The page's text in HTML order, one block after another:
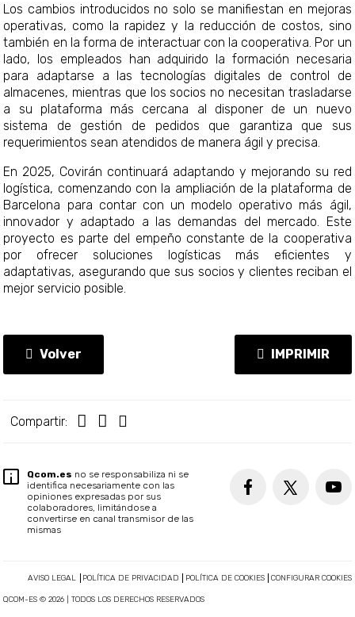
Los cambios introducidos no solo se manifiestan en mejoras
operativas, como la rapidez y la reducción de costos, sino
también en la forma de interactuar con la cooperativa. Por un
lado, los empleados han adquirido la formación necesaria
para adaptarse a las tecnologías digitales de control de
almacenes, mientras que los socios no necesitan trasladarse
a su plataforma más cercana al disponer de un nuevo
sistema de gestión de pedidos que garantiza que sus
requerimientos sean atendidos de manera ágil y precisa.
En 2025, Covirán continuará adaptando y mejorando su red
logística, comenzando con la ampliación de la plataforma de
Barcelona para contar con un modelo operativo más ágil,
innovador y adaptado a las demandas del mercado. Este
proyecto es parte del empeño constante de la cooperativa
por ofrecer soluciones logísticas más eficientes y
adaptativas, asegurando que sus socios y clientes reciban el
mejor servicio posible.
Volver IMPRIMIR
Compartir:
Qcom.es no se responsabiliza ni se
identifica necesariamente con las
opiniones expresadas por sus
colaboradores, limitándose a
convertirse en canal transmisor de las
mismas
AVISO LEGAL POLÍTICA DE PRIVACIDAD POLÍTICA DE COOKIES CONFIGURAR COOKIES
QCOM-ES © 2026 | TODOS LOS DERECHOS RESERVADOS